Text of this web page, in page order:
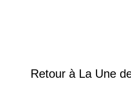
Retour à La Une